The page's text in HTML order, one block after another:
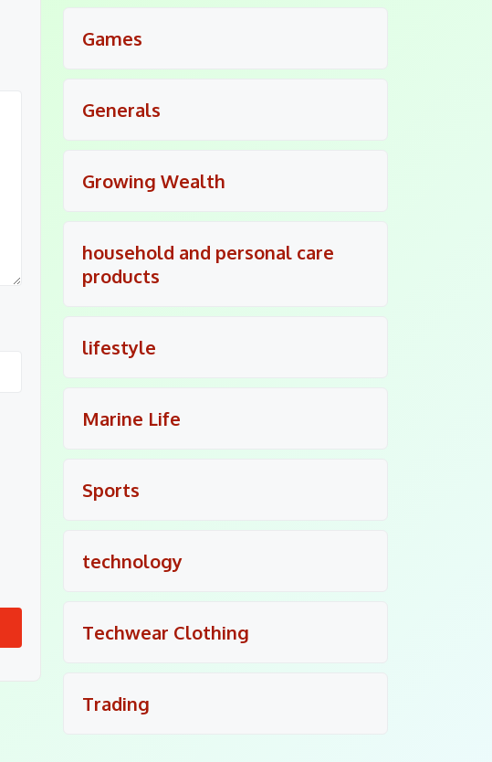
Games
Generals
Growing Wealth
household and personal care
products
lifestyle
Marine Life
Sports
technology
Techwear Clothing
Trading